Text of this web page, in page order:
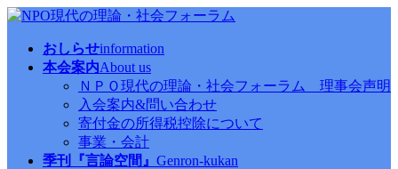
コ
ナ
おしらせinformation
本会案内About us
ＮＰＯ現代の理論・社会フォーラム 理事会声明
入会案内&問い合わせ
寄付金の所得税控除について
事業・会計
季刊『言論空間』 Genron-kukan